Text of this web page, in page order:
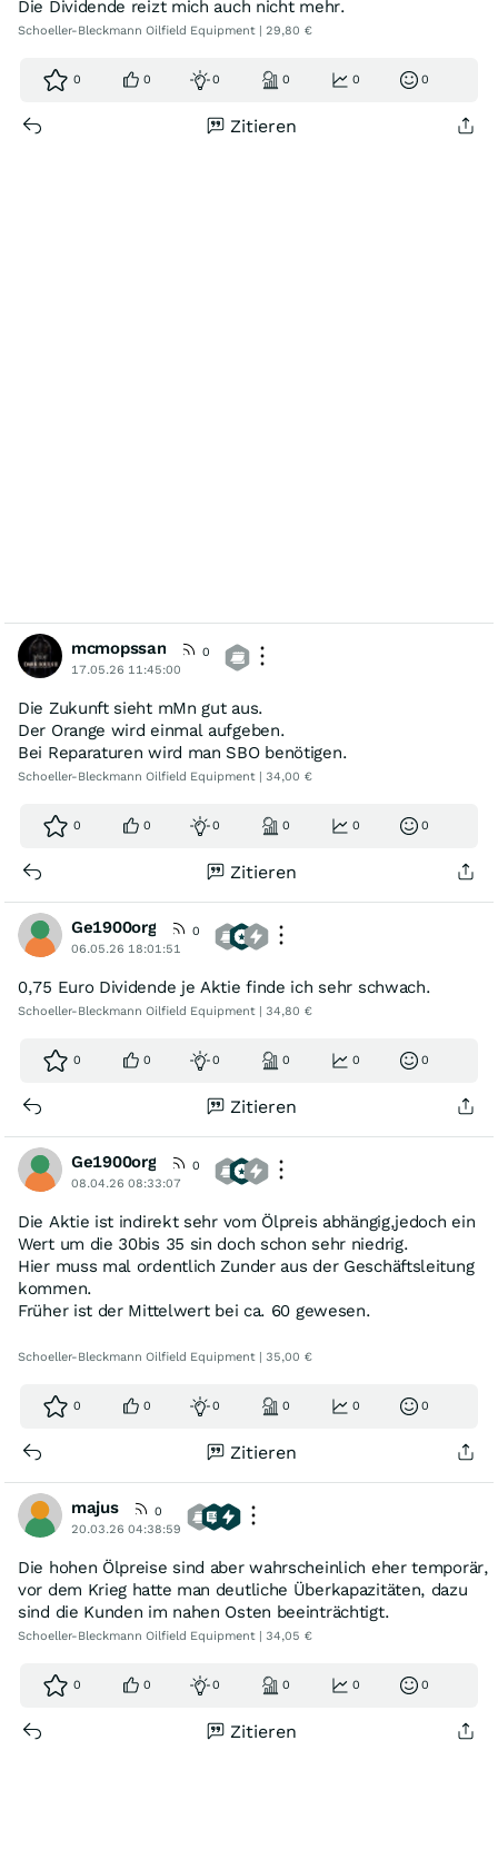
Die Dividende reizt mich auch nicht mehr.
Schoeller-Bleckmann Oilfield Equipment | 29,80 €
0 0 0 0 0 0
Zitieren
mcmopssan
0
17.05.26 11:45:00
Die Zukunft sieht mMn gut aus.
Der Orange wird einmal aufgeben.
Bei Reparaturen wird man SBO benötigen.
Schoeller-Bleckmann Oilfield Equipment | 34,00 €
0 0 0 0 0 0
Zitieren
Ge1900org
0
06.05.26 18:01:51
0,75 Euro Dividende je Aktie finde ich sehr schwach.
Schoeller-Bleckmann Oilfield Equipment | 34,80 €
0 0 0 0 0 0
Zitieren
Ge1900org
0
08.04.26 08:33:07
Die Aktie ist indirekt sehr vom Ölpreis abhängig,jedoch ein
Wert um die 30bis 35 sin doch schon sehr niedrig.
Hier muss mal ordentlich Zunder aus der Geschäftsleitung
kommen.
Früher ist der Mittelwert bei ca. 60 gewesen.
Schoeller-Bleckmann Oilfield Equipment | 35,00 €
0 0 0 0 0 0
Zitieren
majus
0
20.03.26 04:38:59
Die hohen Ölpreise sind aber wahrscheinlich eher temporär,
vor dem Krieg hatte man deutliche Überkapazitäten, dazu
sind die Kunden im nahen Osten beeinträchtigt.
Schoeller-Bleckmann Oilfield Equipment | 34,05 €
0 0 0 0 0 0
Zitieren